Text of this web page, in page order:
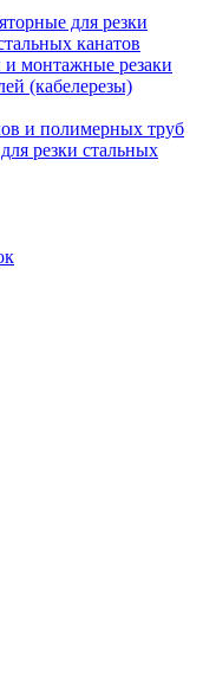
для резки
канатов
и монтажные резаки
(кабелерезы)
и полимерных труб
резки стальных